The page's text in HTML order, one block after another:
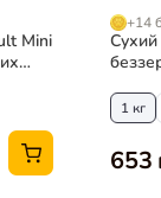
Mini
+14
1 кг
653